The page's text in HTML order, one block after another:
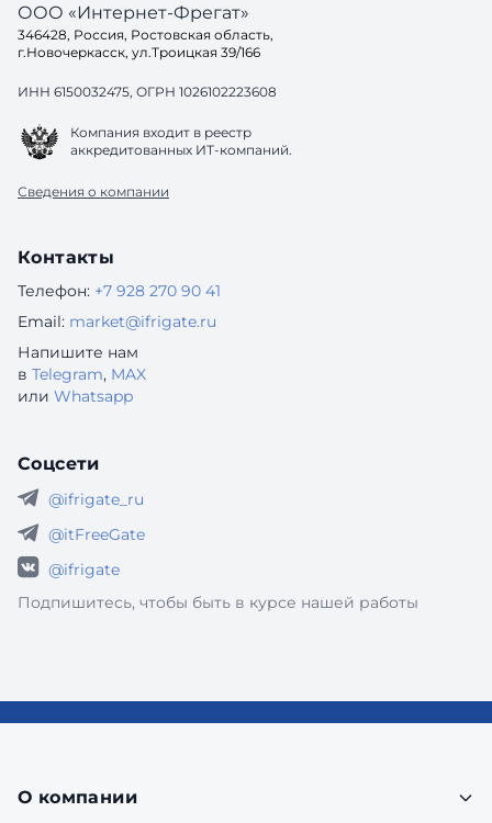
ООО «Интернет-Фрегат»
346428, Россия, Ростовская область,
г.Новочеркасск, ул.Троицкая 39/166
ИНН 6150032475, ОГРН 1026102223608
Компания входит в реестр
аккредитованных ИТ-компаний.
Сведения о компании
Контакты
Телефон: +7 928 270 90 41
Email: market@ifrigate.ru
Напишите нам
в Telegram, MAX
или Whatsapp
Соцсети
@ifrigate_ru
@itFreeGate
@ifrigate
Подпишитесь, чтобы быть в курсе нашей работы
О компании